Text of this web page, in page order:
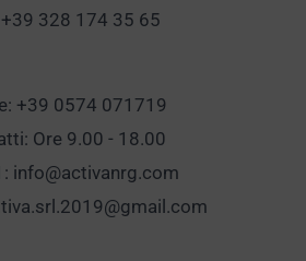
+39 328 174 35 65
+39 0574 071719
Ore 9.00 - 18.00
info@activanrg.com